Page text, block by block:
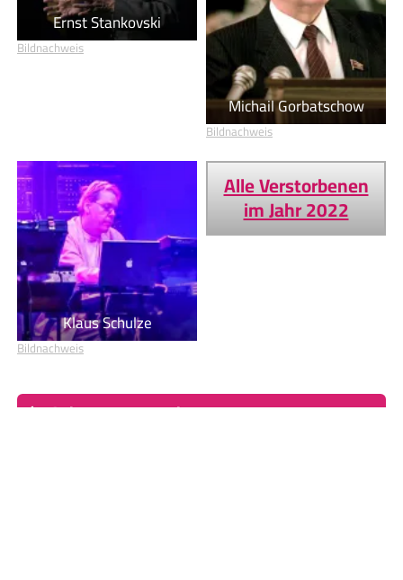
Ernst Stankovski
Bildnachweis
Michail Gorbatschow
Bildnachweis
Klaus Schulze
Bildnachweis
Alle Verstorbenen
im Jahr 2022
Geburtstage von heute